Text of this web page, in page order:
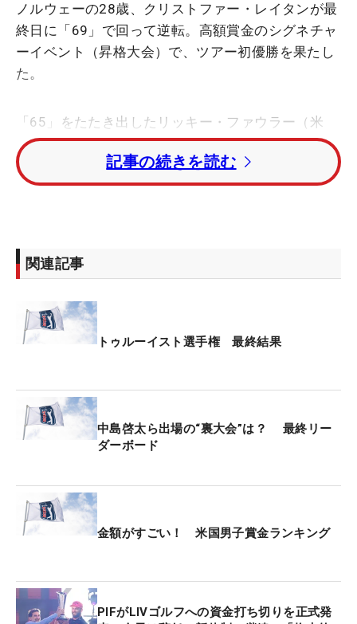
ノルウェーの28歳、クリストファー・レイタンが最
終日に「69」で回って逆転。高額賞金のシグネチャ
ーイベント（昇格大会）で、ツアー初優勝を果たし
た。
「65」をたたき出したリッキー・ファウラー（米
国）とニコライ・ホイガード（デンマーク）がトー
タル13アンダーで2位。首位から出たアレックス・
フィッツパトリック（イングランド）は2つ落と
ローリー・マキロイ（北アイルランド）はトータル
5アンダー・19位タイだった。
日本勢では久常涼が2バーディ・3ボギーの「72」で
回り、トータル1アンダー・45位タイに後退してフ
松山英樹は上がり連続ダブルボギーなど「76」と落
とし、トータル11オーバー・71位。“ブービー”で終
えた。
賞金総額は2000万ドル（31億円）。優勝したレイ
タンには賞金360万ドル（約5億6700万円）に加
え、フェデックスカップポイント700ポイントが付
記事の続きを読む
関連記事
トゥルーイスト選手権 最終結果
中島啓太ら出場の“裏大会”は？ 最終リー
ダーボード
金額がすごい！ 米国男子賞金ランキング
PIFがLIVゴルフへの資金打ち切りを正式発